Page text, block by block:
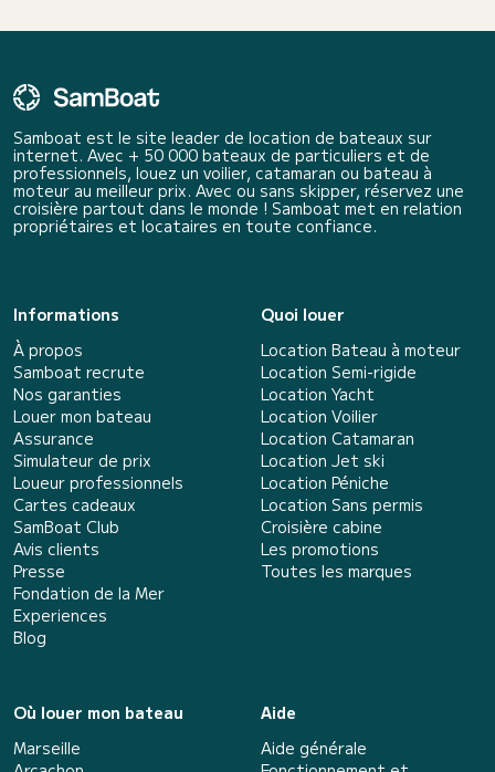
Samboat est le site leader de location de bateaux sur
internet. Avec + 50 000 bateaux de particuliers et de
professionnels, louez un voilier, catamaran ou bateau à
moteur au meilleur prix. Avec ou sans skipper, réservez une
croisière partout dans le monde ! Samboat met en relation
propriétaires et locataires en toute confiance.
Informations
À propos
Samboat recrute
Nos garanties
Louer mon bateau
Assurance
Simulateur de prix
Loueur professionnels
Cartes cadeaux
SamBoat Club
Avis clients
Presse
Fondation de la Mer
Experiences
Blog
Quoi louer
Location Bateau à moteur
Location Semi-rigide
Location Yacht
Location Voilier
Location Catamaran
Location Jet ski
Location Péniche
Location Sans permis
Croisière cabine
Les promotions
Toutes les marques
Où louer mon bateau
Marseille
Aide
Aide générale